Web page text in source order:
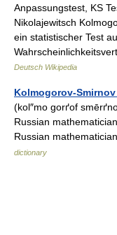
Anpassungstest, KS
Nikolajewitsch
ein statistischer Test
Deutsch Wikipedia
Kolmogorov-
(kol″mo gorґof
Russian
Russian
dictionary